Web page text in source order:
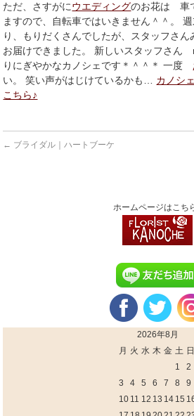
ただ、さすがにウエディングのお花は 車
ますので、自転車ではいきません＾＾。
り、もりだくさんでしたが、スタッフさ
お届けできました。 新しいスタッフさん
りにぎやかなカノシェです＊＾＾＊ 一度
い。 笑い声がはじけているかも… カノシ
こちら♪
← ブライダル｜ハートブーケ
ホームページはこち
2026年8月
月 火 水 木 金 土 日
1
2
3
4 5 6 7 8
9
10 11 12 13 14 15